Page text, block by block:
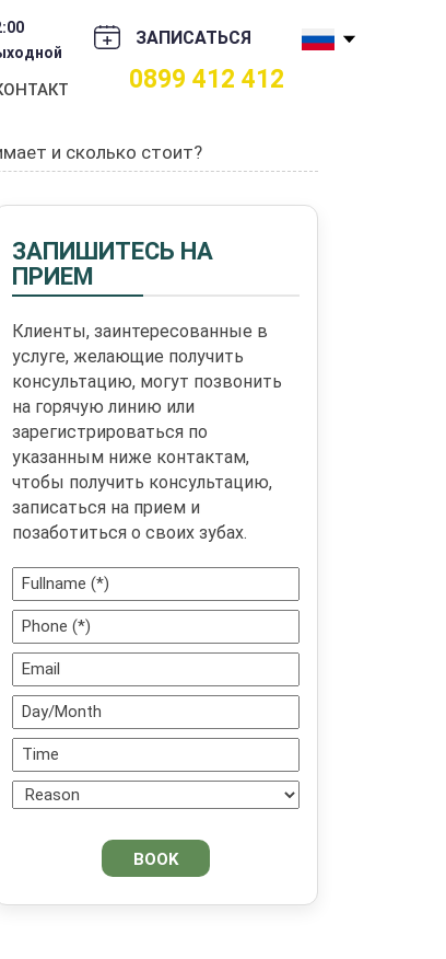
ЗАПИСАТЬСЯ
0899 412 412
и сколько стоит?
ЗАПИШИТЕСЬ НА
ПРИЕМ
Клиенты, заинтересованные в
услуге, желающие получить
консультацию, могут позвонить
на горячую линию или
зарегистрироваться по
указанным ниже контактам,
чтобы получить консультацию,
записаться на прием и
позаботиться о своих зубах.